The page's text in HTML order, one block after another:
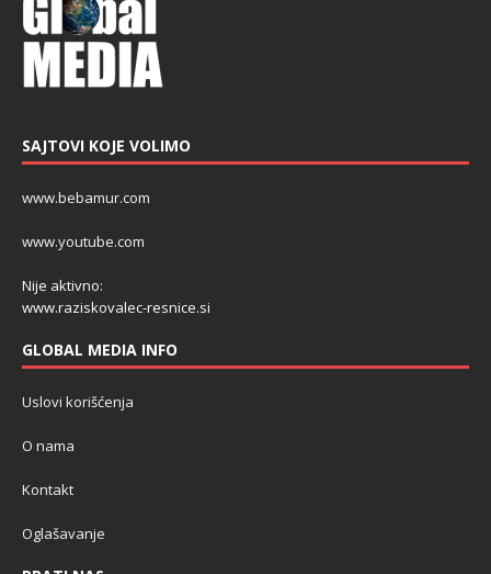
SAJTOVI KOJE VOLIMO
www.bebamur.com
www.youtube.com
Nije aktivno:
www.raziskovalec-resnice.si
GLOBAL MEDIA INFO
Uslovi korišćenja
O nama
Kontakt
Oglašavanje